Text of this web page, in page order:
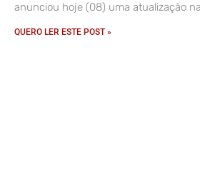
anunciou hoje (08) uma atualização
QUERO LER ESTE POST »